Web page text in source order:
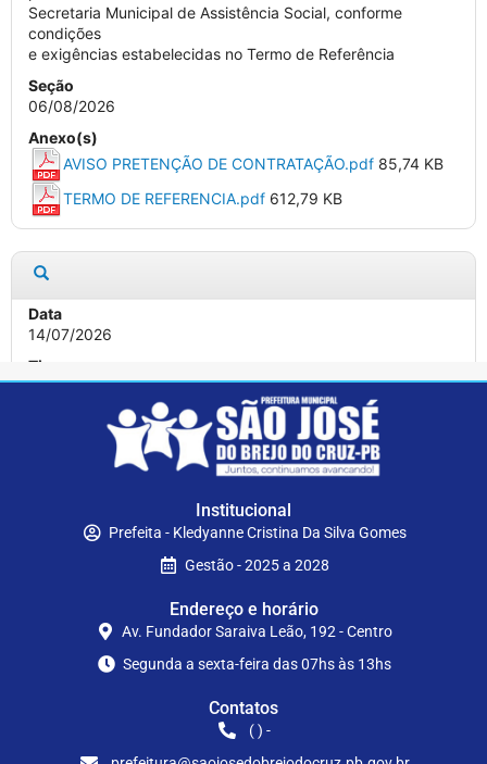
Institucional
Prefeita - Kledyanne Cristina Da Silva Gomes
Gestão - 2025 a 2028
Endereço e horário
Av. Fundador Saraiva Leão, 192 - Centro
Segunda a sexta-feira das 07hs às 13hs
Contatos
( ) -